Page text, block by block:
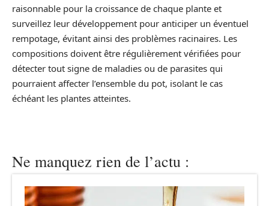
raisonnable pour la croissance de chaque plante et
surveillez leur développement pour anticiper un éventuel
rempotage, évitant ainsi des problèmes racinaires. Les
compositions doivent être régulièrement vérifiées pour
détecter tout signe de maladies ou de parasites qui
pourraient affecter l’ensemble du pot, isolant le cas
échéant les plantes atteintes.
Ne manquez rien de l’actu :